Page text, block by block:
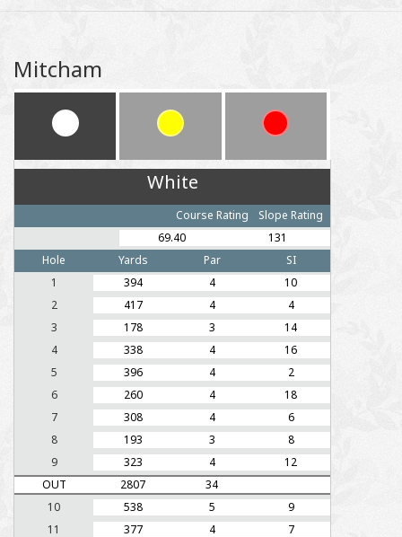
Mitcham
White
Course Rating
Slope Rating
69.40
131
Hole
Yards Par
SI
1
394 4
10
2
417 4
4
3
178 3
14
4
338 4
16
5
396 4
2
6
260 4
18
7
308 4
6
8
193 3
8
9
323 4
12
OUT
2807
34
10
538 5
9
11
377 4
7